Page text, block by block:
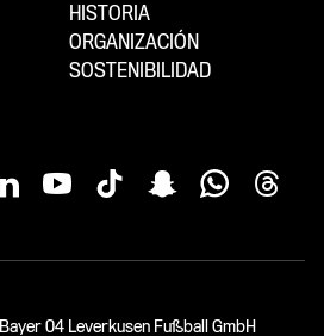
HISTORIA
ORGANIZACIÓN
SOSTENIBILIDAD
Bayer 04 Leverkusen Fußball GmbH